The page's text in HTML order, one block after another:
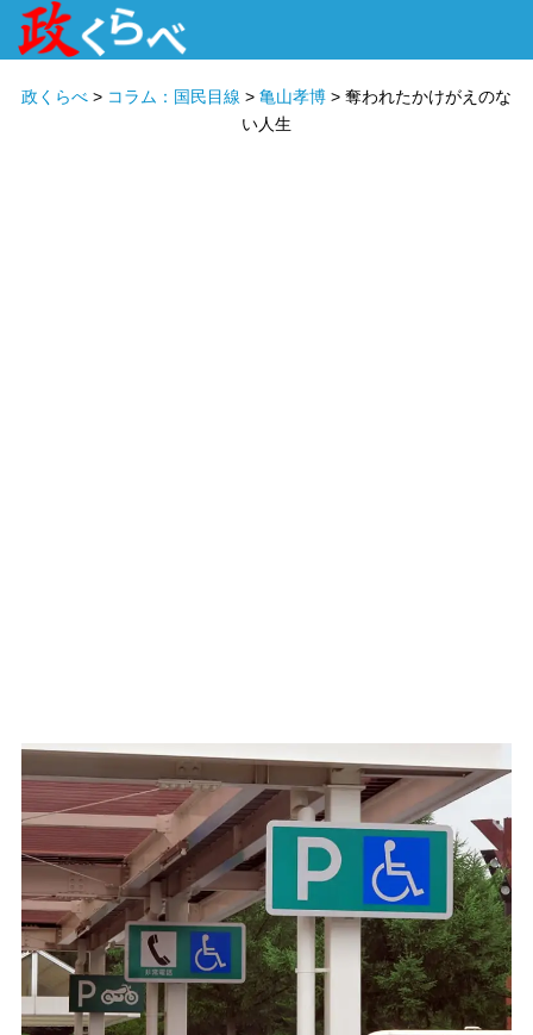
政くらべ > コラム：国民目線 > 亀山孝博 > 奪われたかけがえのな
い人生